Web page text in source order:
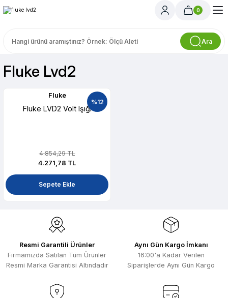
Ara
0
Fluke Lvd2
%12
Fluke
Fluke LVD2 Volt Işığı
4.854,29 TL
4.271,78 TL
Sepete Ekle
Resmi Garantili Ürünler
Firmamızda Satılan Tüm Ürünler
Resmi Marka Garantisi Altındadır
Aynı Gün Kargo İmkanı
16:00'a Kadar Verilen
Siparişlerde Aynı Gün Kargo